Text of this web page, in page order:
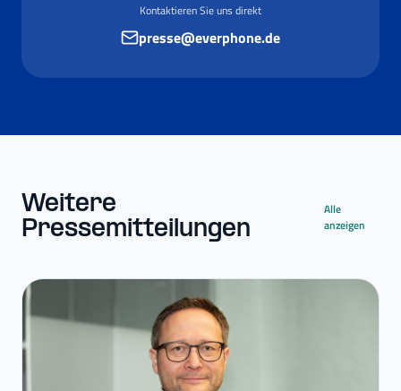
Kontaktieren Sie uns direkt
presse@everphone.de
Weitere
Pressemitteilungen
Alle
anzeigen